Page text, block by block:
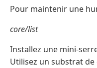
Pour maintenir une
core/list
Installez une mini-
Utilisez un substrat